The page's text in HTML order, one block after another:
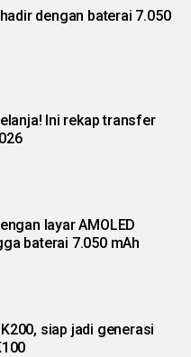
dengan baterai 7.050
Ini rekap transfer
layar AMOLED
baterai 7.050 mAh
siap jadi generasi